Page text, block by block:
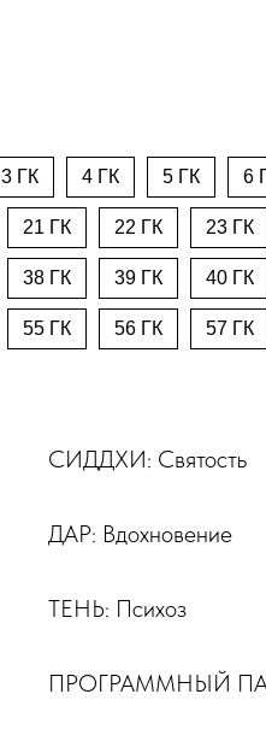
3 ГК 4 ГК 5 ГК 6
21 ГК 22 ГК 23 ГК
38 ГК 39 ГК 40 ГК
55 ГК 56 ГК 57 ГК
СИДДХИ: Святость
ДАР: Вдохновение
ТЕНЬ: Психоз
ПРОГРАММНЫЙ